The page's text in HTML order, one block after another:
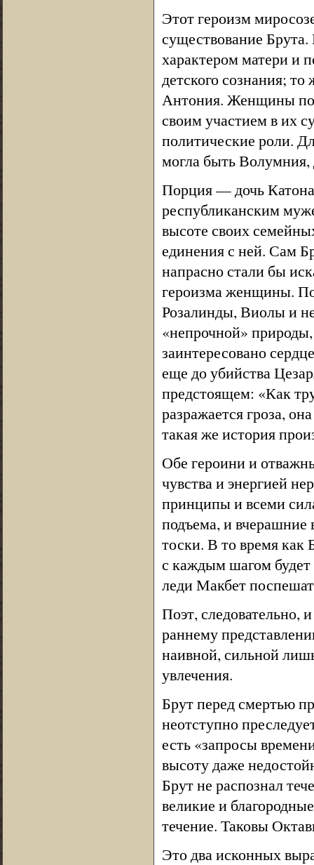
Этот героизм
существование
характером матери и
детского сознания;
Антония. Женщины
своим участием в их
политические роли.
могла быть
Порция — дочь Катона
республиканским
высоте своих
единения с ней. Сам
напрасно стали бы
героизма женщины.
Розалинды, Виолы и
«непрочной»
заинтересовано
еще до убийства
предстоящем: «Как
разражается гроза,
такая же история
Обе героини и
чувства и энергией
принципы и всеми
подъема, и вчерашние
тоски. В то время как
с каждым шагом
леди Макбет
Поэт, следовательно,
раннему
наивной, сильной
увлечения.
Брут перед смертью
неотступно
есть «запросы
высоту даже
Брут не распознал
великие и
течение. Таковы
Это два исконных